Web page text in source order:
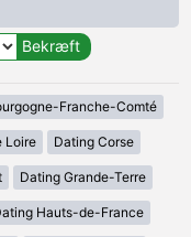
Franche-Comté
Loire Dating Corse
Dating Grande-Terre
Hauts-de-France